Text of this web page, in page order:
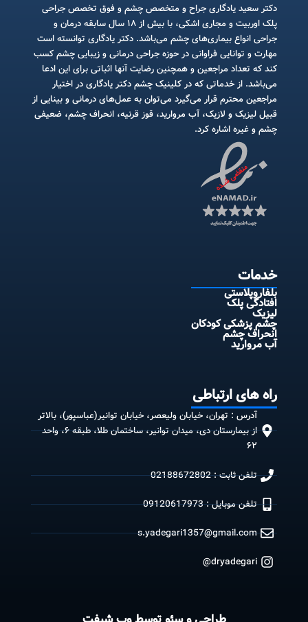
دکتر سعید یادگاری جراح و متخصص چشم و فوق تخصص جراحی
پلک اوربیت و مجاری اشکی، با بیش از ۱۸ سال سابقه درمان و
جراحی انواع بیماری‌های چشم می‌باشد. دکتر یادگاری توانسته است
مهارت و توانایی فراوانی در حوزه جراحی درمانی و زیبایی چشم کسب
کند که تعداد مراجعین و همچنین رضایت آنها اثباتی برای این ادعا
می‌باشد. از خدماتی که در کلینیک چشم دکتر یادگاری در اختیار
مراجعین محترم قرار می‌گیرد می‌توان به عمل‌های درمانی و بینایی از
قبیل لیزیک و لازیک، آب مروارید، قوز قرنیه، انحراف چشم، ضعیفی
چشم و غیره اشاره کرد.
خدمات
بلفاروپلاستی
افتادگی پلک
لیزیک
چشم پزشکی کودکان
انحراف چشم
آب مروارید
راه های ارتباطی
آدرس : تهران، خیابان ولیعصر، خیابان توانیر(عباسپور)، بالاتر
از بیمارستان دی، میدان توانیر، ساختمان طلا، طبقه ۶، واحد
۶۲
تلفن ثابت : 02188672802
تلفن موبایل : 09120617973
s.yadegari1357@gmail.com
dryadegari@